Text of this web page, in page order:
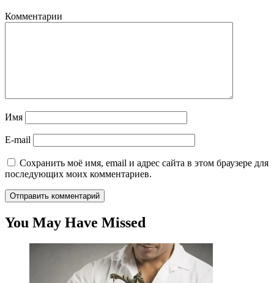
Комментарии
Имя
E-mail
Сохранить моё имя, email и адрес сайта в этом браузере для
последующих моих комментариев.
You May Have Missed